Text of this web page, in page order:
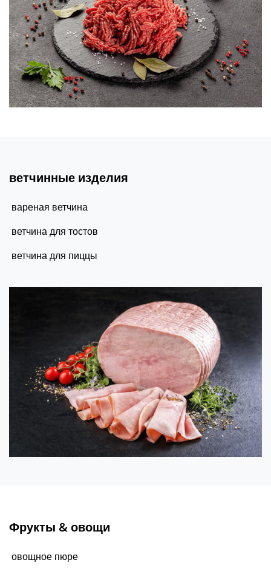
ветчинные изделия
вареная ветчина
ветчина для тостов
ветчина для пиццы
Фрукты & овощи
овощное пюре